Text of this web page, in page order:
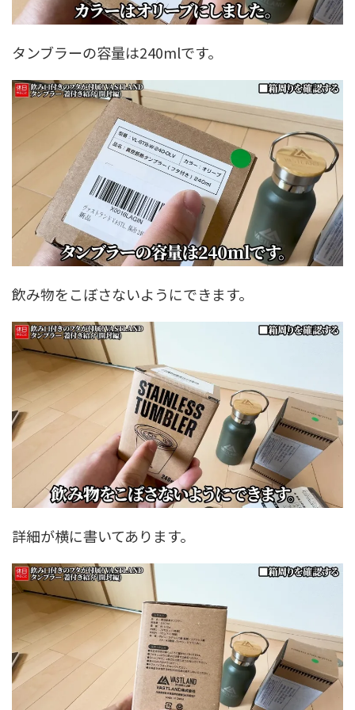
タンブラーの容量は240mlです。
飲み物をこぼさないようにできます。
詳細が横に書いてあります。